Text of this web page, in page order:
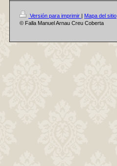
Versión para imprimir | Mapa del sitio
© Falla Manuel Arnau Creu Coberta